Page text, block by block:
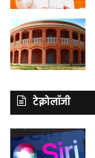
टेक्नोलॉजी